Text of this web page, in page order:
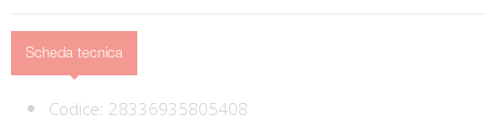
Scheda tecnica
Codice: 28336935805408